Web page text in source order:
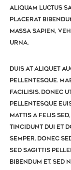
aliquam luctus
placerat
massa sapien,
urna.
Duis at aliquet
pellentesque.
facilisis. Donec
Pellentesque
mattis a felis
tincidunt dui et
semper. Donec
Sed sagittis
bibendum et.